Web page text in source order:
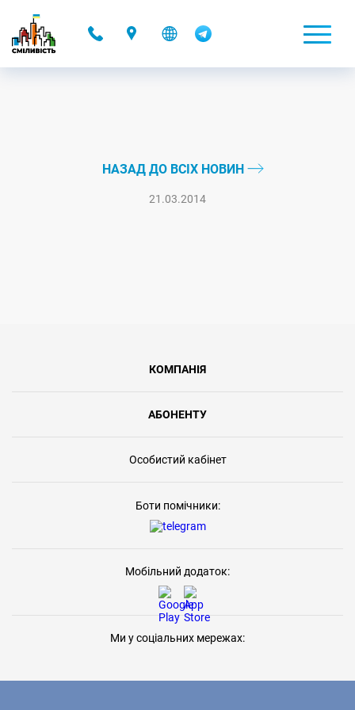
НАЗАД ДО ВСІХ НОВИН
21.03.2014
КОМПАНІЯ
АБОНЕНТУ
Особистий кабінет
Боти помічники:
Мобільний додаток:
Ми у соціальних мережах: